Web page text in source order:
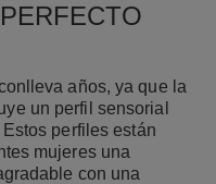
años, ya que la
un perfil sensorial
perfiles están
mujeres una
con una